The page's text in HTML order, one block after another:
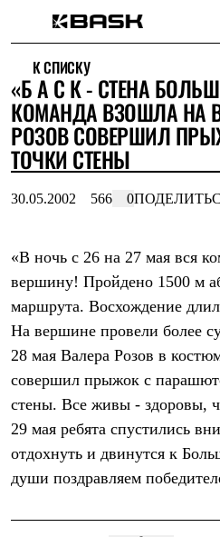
Интернет-магазин
Мужская одежда
Утепленная пухом
Куртки
Брюки
Жилеты
Комбинезоны
Куртки
Куртки
Софтшелл одежда
Куртки
Брюки
Флисовая одежда
Куртки
Брюки
Термобелье
Теплое термобелье
Среднее термобелье
Легкое термобелье
Лёгкая одежда
Рубашки
К СПИСКУ
«Б А С К - СТЕНА
КОМАНДА ВЗОШЛА НА
РОЗОВ СОВЕРШИЛ
ТОЧКИ СТЕНЫ
30.05.2002 566 0
«В ночь с 26 на 27 мая вся
вершину! Пройдено 1500 м
маршрута. Восхождение
На вершине провели более
28 мая Валера Розов в
совершил прыжок с
стены. Все живы - здоровы,
29 мая ребята спустились
отдохнуть и двинутся к
души поздравляем